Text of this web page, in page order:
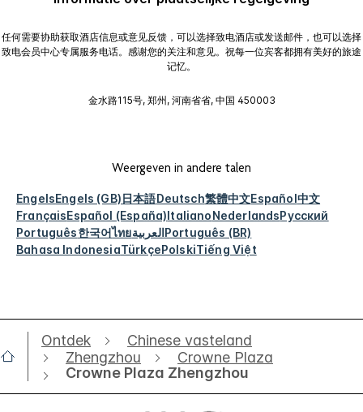
任何需要协助获取酒店信息或意见反馈，可以选择致电酒店或发送邮件，也可以选择
致电会员中心专属服务电话。感谢您的关注和意见。祝每一位宾客都拥有美好的旅途
记忆。
金水路115号, 郑州, 河南省省, 中国 450003
Weergeven in andere talen
EngelsEngels (GB)日本語Deutsch繁體中文Español中文
FrançaisEspañol (España)ItalianoNederlandsРусский
Português한국어ไทยالعربيةPortuguês (BR)
Bahasa IndonesiaTürkçePolskiTiếng Việt
Ontdek
Chinese vasteland
Zhengzhou
Crowne Plaza
Crowne Plaza Zhengzhou